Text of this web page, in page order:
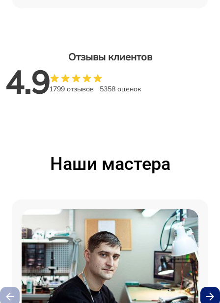
Отзывы клиентов
4.91799 отзывов 5358 оценок
Наши мастера